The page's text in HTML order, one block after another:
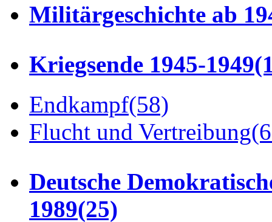
Militärgeschichte ab
Kriegsende 1945-1949
Endkampf(58)
Flucht und Vertreibung
Deutsche
1989(25)